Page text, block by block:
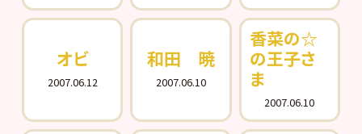
オビ
2007.06.12
和田 暁
2007.06.10
香菜の☆
の王子さ
ま
2007.06.10